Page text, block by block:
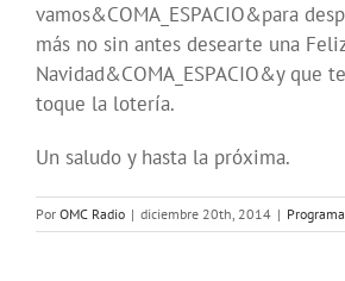
vamos&COMA_ESPACIO&para
más no sin antes desearte una
Navidad&COMA_ESPACIO&y que
toque la lotería.
Un saludo y hasta la próxima.
Por OMC Radio | diciembre 20th, 2014 |